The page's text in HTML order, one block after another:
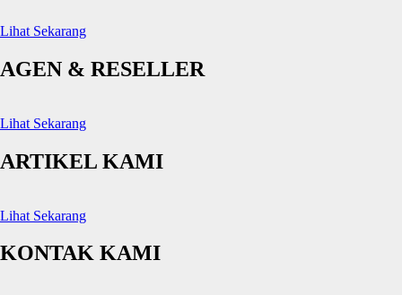
Lihat Sekarang
AGEN & RESELLER
Lihat Sekarang
ARTIKEL KAMI
Lihat Sekarang
KONTAK KAMI